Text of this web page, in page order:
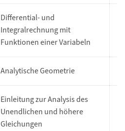
Differential- und
Integralrechnung mit
Funktionen einer Variabeln
Analytische Geometrie
Einleitung zur Analysis des
Unendlichen und höhere
Gleichungen